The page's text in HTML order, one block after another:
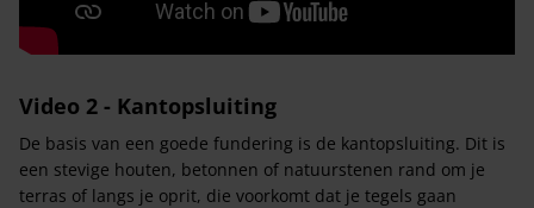
Video 2 - Kantopsluiting
De basis van een goede fundering is de kantopsluiting. Dit is
een stevige houten, betonnen of natuurstenen rand om je
terras of langs je oprit, die voorkomt dat je tegels gaan